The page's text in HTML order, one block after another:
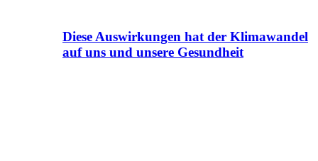
Diese Auswirkungen hat der Klimawandel
auf uns und unsere Gesundheit